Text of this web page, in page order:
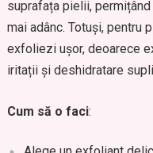
suprafața pielii,
mai adânc. Totuși, pentru
exfoliezi ușor, deoarece
iritații și deshidratare
Cum să o faci: